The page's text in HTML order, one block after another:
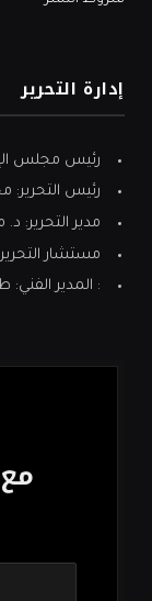
إدارة التحرير
رئيس مجلس
رئيس التحرير:
مدير التحرير:
مستشار
: المدير